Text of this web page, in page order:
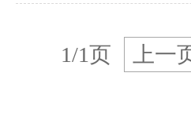
1/1页 上一